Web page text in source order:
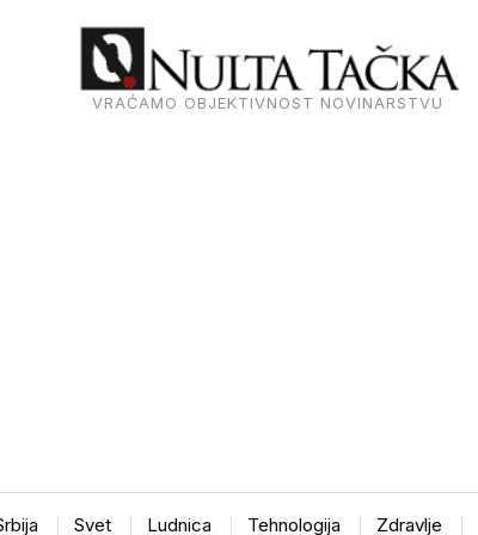
VRAĆAMO OBJEKTIVNOST NOVINARSTVU
Svet Ludnica Tehnologija Zdravlje